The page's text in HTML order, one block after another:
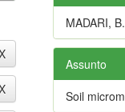
MADARI,
Assunto
Soil